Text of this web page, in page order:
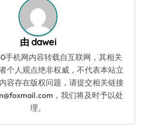
由 dawei
手机网内容转载自互联网，其相关
个人观点绝非权威，不代表本站立
容存在版权问题，请提交相关链接
，我们将及时予以处
理。